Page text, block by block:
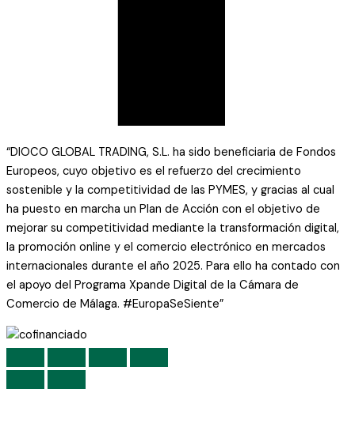
“DIOCO GLOBAL TRADING, S.L. ha sido beneficiaria de Fondos
Europeos, cuyo objetivo es el refuerzo del crecimiento
sostenible y la competitividad de las PYMES, y gracias al cual
ha puesto en marcha un Plan de Acción con el objetivo de
mejorar su competitividad mediante la transformación digital,
la promoción online y el comercio electrónico en mercados
internacionales durante el año 2025. Para ello ha contado con
el apoyo del Programa Xpande Digital de la Cámara de
Comercio de Málaga. #EuropaSeSiente”